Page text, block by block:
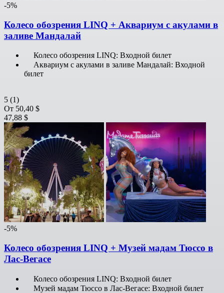
-5%
Колесо обозрения LINQ + Аквариум с акулами в
заливе Мандалай
Колесо обозрения LINQ: Входной билет
Аквариум с акулами в заливе Мандалай: Входной
билет
5 (1)
От 50,40 $
47,88 $
-5%
Колесо обозрения LINQ + Музей мадам Тюссо в
Лас-Вегасе
Колесо обозрения LINQ: Входной билет
Музей мадам Тюссо в Лас-Вегасе: Входной билет